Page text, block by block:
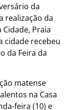
da
realização da
Praia
cidade recebeu
da Feira da
matense
na Casa
feira (10) e